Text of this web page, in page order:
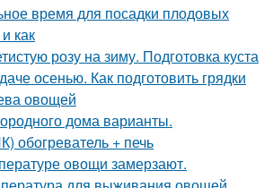
время для посадки плодовых
как
розу на зиму. Подготовка куста
осенью. Как подготовить грядки
овощей
дома варианты.
обогреватель + печь
овощи замерзают.